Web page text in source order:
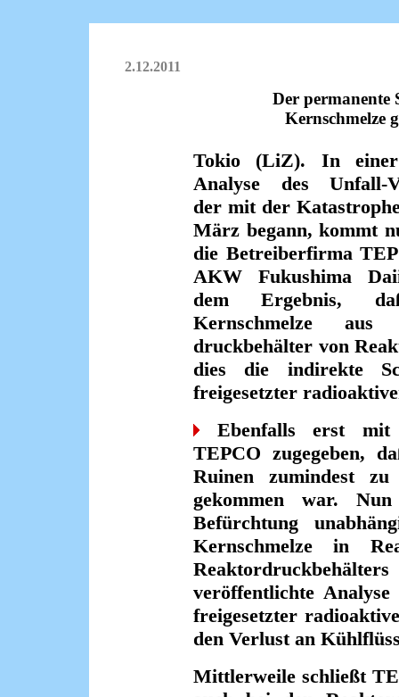
2.12.2011
Der permanente
Kernschmelze
Tokio (LiZ). In einer
Analyse des Unfall-
der mit der
März begann, kommt
die Betreiberfirma
AKW Fukushima
dem Ergebnis,
Kernschmelze aus
druckbehälter von
dies die indirekte
freigesetzter
Ebenfalls erst mit
TEPCO zugegeben,
Ruinen zumindest zu
gekommen war.
Befürchtung
Kernschmelze in
veröffentlichte
freigesetzter
den Verlust an
Mittlerweile schließt